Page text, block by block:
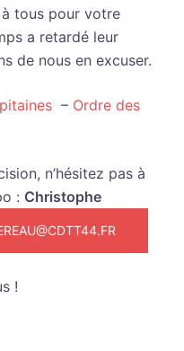
tous pour votre
a retardé leur
de nous en excuser.
– Ordre des
n’hésitez pas à
: Christophe
!